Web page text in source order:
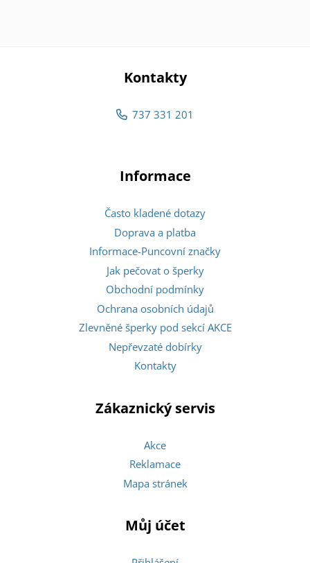
Kontakty
737 331 201
Informace
Často kladené dotazy
Doprava a platba
Informace-Puncovní značky
Jak pečovat o šperky
Obchodní podmínky
Ochrana osobních údajů
Zlevněné šperky pod sekcí AKCE
Nepřevzaté dobírky
Kontakty
Zákaznický servis
Akce
Reklamace
Mapa stránek
Můj účet